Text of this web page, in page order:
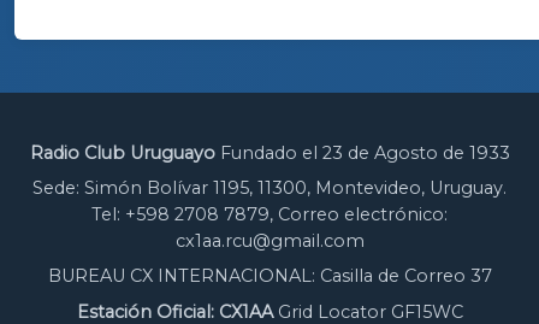
Radio Club UruguayoFundado el 23 de Agosto de 1933
Sede: Simón Bolívar 1195, 11300, Montevideo, Uruguay.
Tel: +598 2708 7879, Correo electrónico:
cx1aa.rcu@gmail.com
BUREAU CX INTERNACIONAL: Casilla de Correo 37
Estación Oficial: CX1AAGrid Locator GF15WC